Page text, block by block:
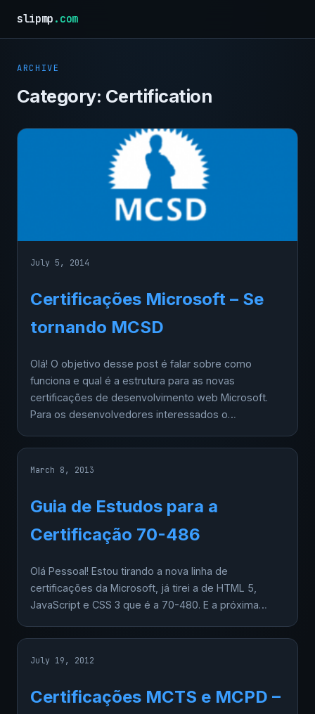
slipmp.com
ARCHIVE
Category: Certification
July 5, 2014
Certificações Microsoft – Se
tornando MCSD
Olá! O objetivo desse post é falar sobre como
funciona e qual é a estrutura para as novas
certificações de desenvolvimento web Microsoft.
Para os desenvolvedores interessados o…
March 8, 2013
Guia de Estudos para a
Certificação 70-486
Olá Pessoal! Estou tirando a nova linha de
certificações da Microsoft, já tirei a de HTML 5,
JavaScript e CSS 3 que é a 70-480. E a próxima…
July 19, 2012
Certificações MCTS e MCPD –